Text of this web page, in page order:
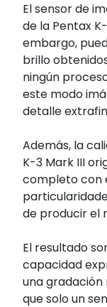
El sensor de
de la Pentax
embargo,
brillo
ningún
este modo
detalle
Además, la
K-3 Mark III
completo con
de producir el
El resultado
capacidad
una gradación
que solo un